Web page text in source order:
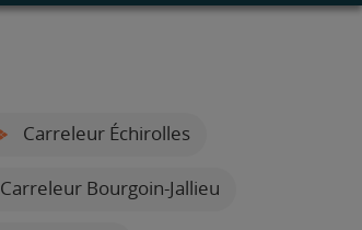
Carreleur Échirolles
Carreleur Bourgoin-Jallieu